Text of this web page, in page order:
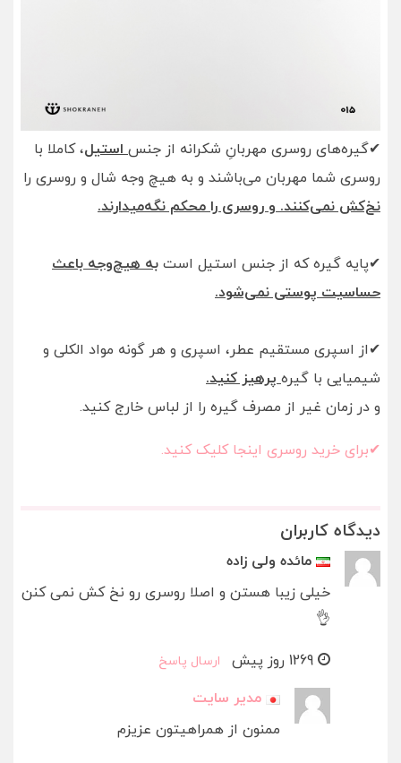
✔گیره‌های روسری مهربانِ شکرانه از جنساستیل، کاملا با
روسری شما مهربان می‌باشند و به هیچ وجه شال و روسری را
نخ‌کش نمی‌کنند. و روسری را محکم نگه‌میدارند.
✔پایه گیره که از جنس استیل است به هیچ‌وجه باعث
حساسیت پوستی نمی‌شود.
✔از اسپری مستقیم عطر، اسپری و هر گونه مواد الکلی و
شیمیایی با گیرهپرهیز کنید.
و در زمان غیر از مصرف گیره را از لباس خارج کنید.
✔برای خرید روسری اینجا کلیک کنید.
دیدگاه کاربران
مائده ولی زاده
خیلی زیبا هستن و اصلا روسری رو نخ کش نمی کنن
👌
ارسال پاسخ
مدیر سایت
ممنون از همراهیتون عزیزم